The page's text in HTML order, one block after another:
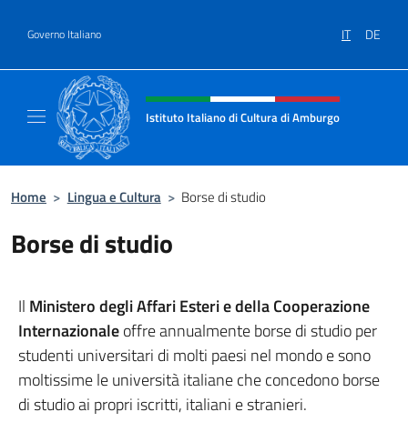
Governo Italiano IT DE
Intestazione sito, social e menù
Istituto Italiano di Cultura di Amburgo
Home > Lingua e Cultura > Borse di studio
Borse di studio
Il Ministero degli Affari Esteri e della Cooperazione
Internazionaleoffre annualmente borse di studio per
studenti universitari di molti paesi nel mondo e sono
moltissime le università italiane che concedono borse
di studio ai propri iscritti, italiani e stranieri.